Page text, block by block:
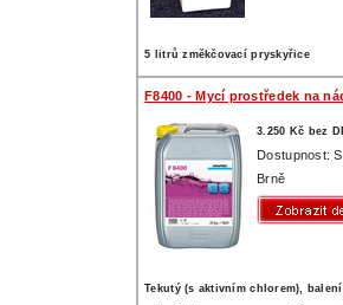
5 litrů změkčovací pryskyřice
F8400 - Mycí prostředek na
3.250 Kč bez
Dostupnost:
Brně
Tekutý (s aktivním chlorem),